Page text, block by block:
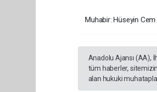
Muhabir: Hüseyin Cem
Anadolu Ajansı (AA),
tüm haberler,
alan hukuki